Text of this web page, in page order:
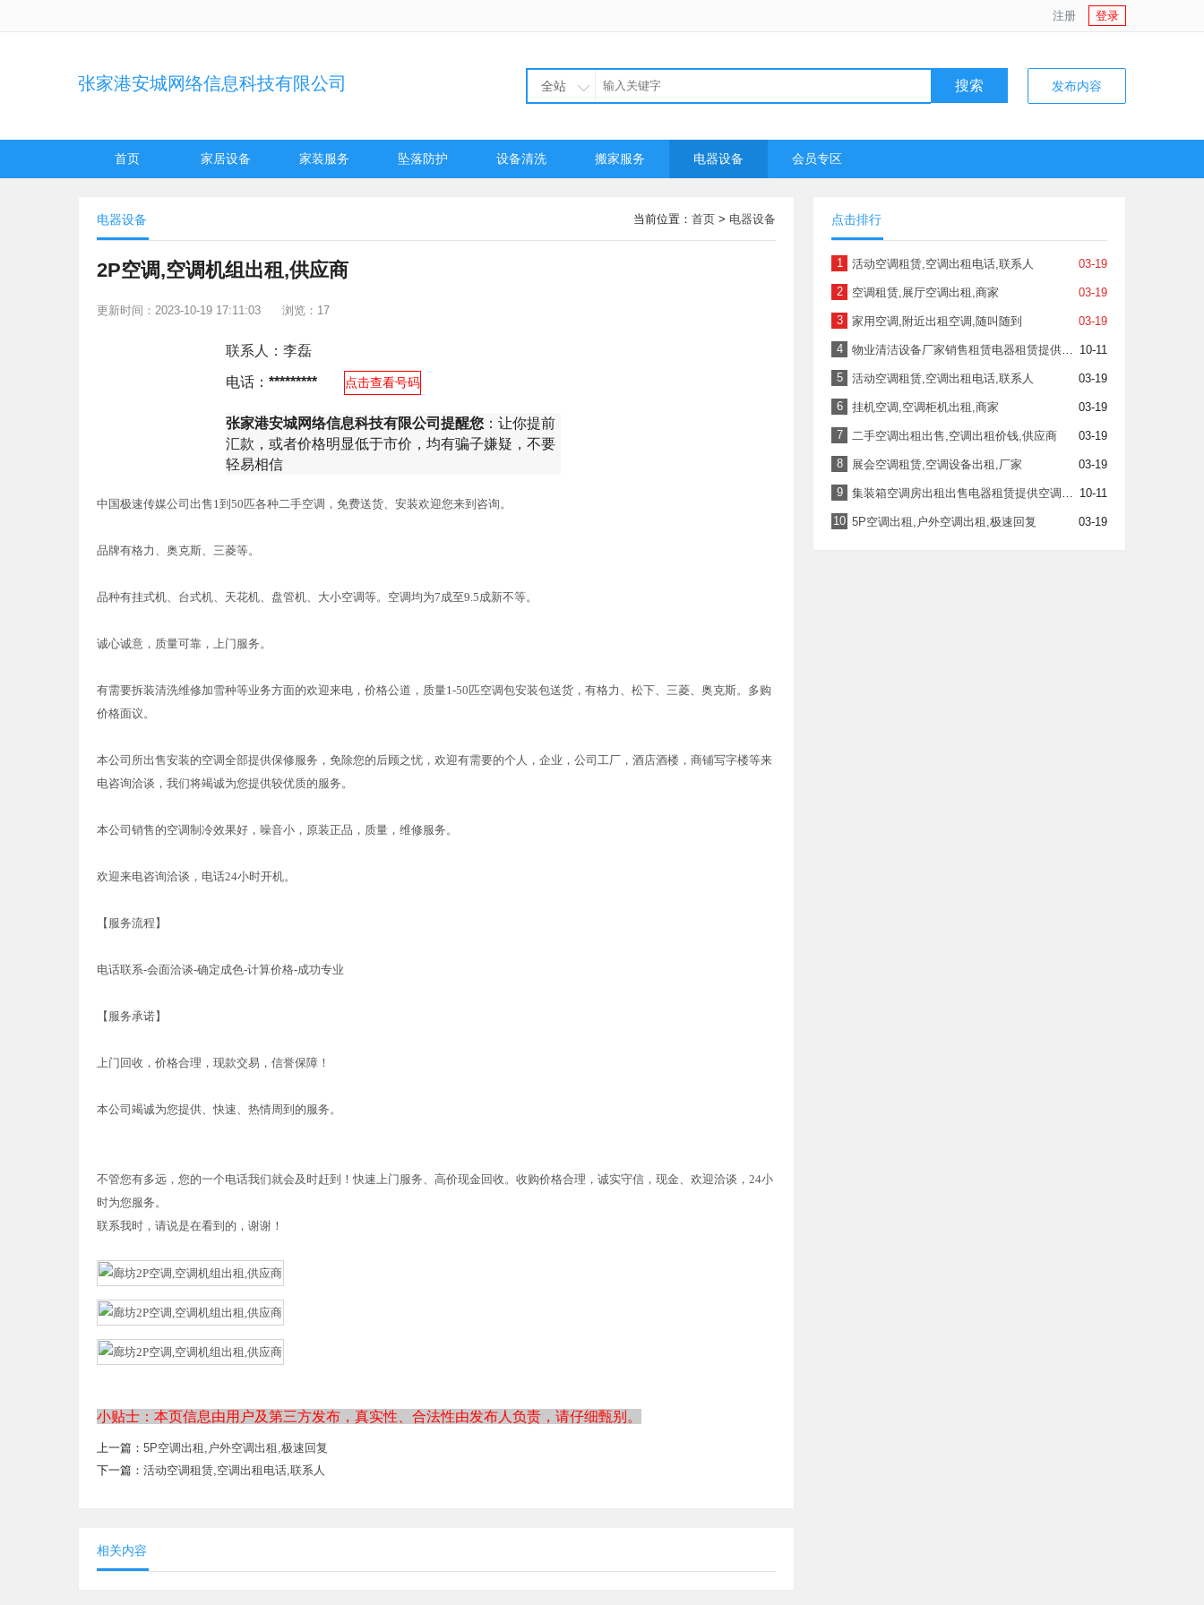
注册 登录
张家港安城网络信息科技有限公司 全站 搜索 发布内容
首页 家居设备 家装服务 坠落防护 设备清洗 搬家服务 电器设备 会员专区
电器设备 当前位置： 首页 > 电器设备
2P空调,空调机组出租,供应商
更新时间：2023-10-19 17:11:03 浏览：17
联系人： 李磊
电话： ********* 点击查看号码
张家港安城网络信息科技有限公司提醒您 ：让你提前
汇款，或者价格明显低于市价，均有骗子嫌疑，不要
轻易相信
中国极速传媒公司出售1到50匹各种二手空调，免费送货、安装欢迎您来到咨询。
品牌有格力、奥克斯、三菱等。
品种有挂式机、台式机、天花机、盘管机、大小空调等。空调均为7成至9.5成新不等。
诚心诚意，质量可靠，上门服务。
有需要拆装清洗维修加雪种等业务方面的欢迎来电，价格公道，质量1-50匹空调包安装包送货，有格力、松下、三菱、奥克斯。多购
价格面议。
本公司所出售安装的空调全部提供保修服务，免除您的后顾之忧，欢迎有需要的个人，企业，公司工厂，酒店酒楼，商铺写字楼等来
电咨询洽谈，我们将竭诚为您提供较优质的服务。
本公司销售的空调制冷效果好，噪音小，原装正品，质量，维修服务。
欢迎来电咨询洽谈，电话24小时开机。
【服务流程】
电话联系-会面洽谈-确定成色-计算价格-成功专业
【服务承诺】
上门回收，价格合理，现款交易，信誉保障！
本公司竭诚为您提供、快速、热情周到的服务。
不管您有多远，您的一个电话我们就会及时赶到！快速上门服务、高价现金回收。收购价格合理，诚实守信，现金、欢迎洽谈，24小
时为您服务。
联系我时，请说是在看到的，谢谢！
小贴士：本页信息由用户及第三方发布，真实性、合法性由发布人负责，请仔细甄别。
上一篇： 5P空调出租,户外空调出租,极速回复
下一篇： 活动空调租赁,空调出租电话,联系人
相关内容
点击排行
1 03-19
活动空调租赁,空调出租电话,联系人
2 03-19
空调租赁,展厅空调出租,商家
3 03-19
家用空调,附近出租空调,随叫随到
4 10-11
物业清洁设备厂家销售租赁电器租赁提供洗地机租赁、扫地机租赁服务
5 03-19
活动空调租赁,空调出租电话,联系人
6 03-19
挂机空调,空调柜机出租,商家
7 03-19
二手空调出租出售,空调出租价钱,供应商
8 03-19
展会空调租赁,空调设备出租,厂家
9 10-11
集装箱空调房出租出售电器租赁提供空调租赁项目
10 03-19
5P空调出租,户外空调出租,极速回复